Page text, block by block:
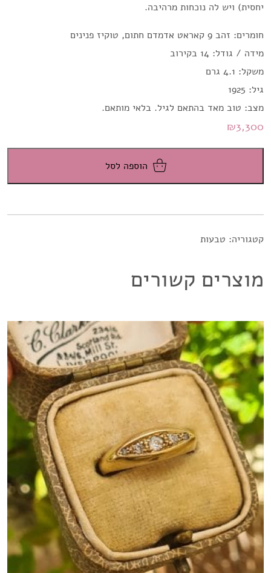
יחסית) ויש לה נוכחות מרהיבה.
חומרים: זהב 9 קאראט אדמדם חתום, טוקיז פנינים
מידה / גודל: 14 בקירוב
משקל: 4.1 גרם
גיל: 1925
מצב: טוב מאד בהתאם לגיל. בלאי מותאם.
₪3,300
הוספה לסל
קטגוריה: טבעות
מוצרים קשורים